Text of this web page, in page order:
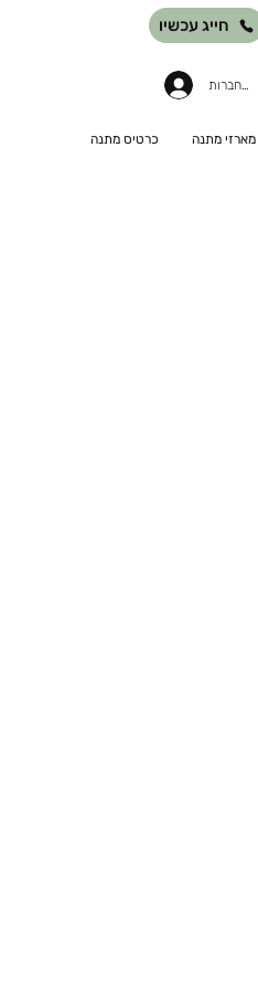
חייג עכשיו
להתחברות
מארזי מתנה כרטיס מתנה